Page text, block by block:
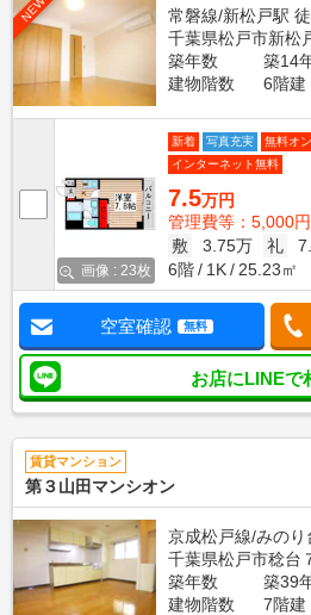
NEW
常磐線/新松戸駅
千葉県松戸市新松
築年数
築14
建物階数
6階建
画像 : 23枚
新着 写真充実
無料オ
インターネット無料
7.5万円
管理費等：5,000円
敷
3.75万 礼
6階
1K 25.23㎡
空室確認 無料
お店にLINEで
賃貸マンション
第３山田マンシオン
京成松戸線/みの
千葉県松戸市稔台
築年数
築39
建物階数
7階建